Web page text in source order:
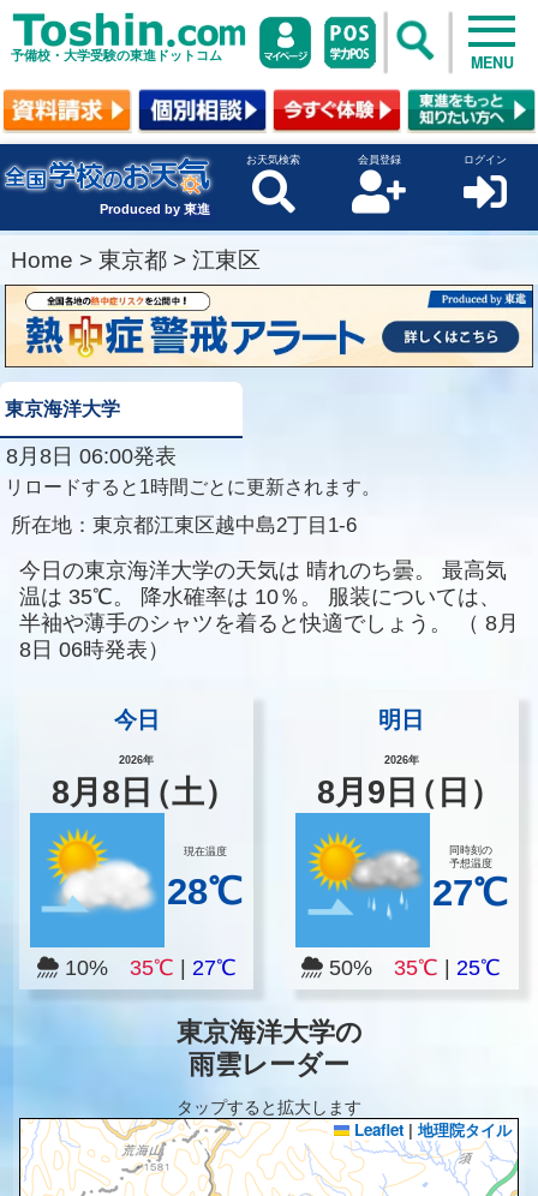
予備校・大学受験の東進ドットコム MENU
Produced by 東進
お天気検索 会員登録 ログイン
Home > 東京都 > 江東区
東京海洋大学
8月8日 06:00発表
リロードすると1時間ごとに更新されます。
所在地： 東京都江東区越中島2丁目1-6
今日の東京海洋大学の天気は 晴れのち曇。
最高気
温は 35℃。 降水確率は 10％。
服装については、
半袖や薄手のシャツを着ると快適でしょう。
（ 8月
8日 06時発表）
今日
2026年
8月8 日（土）
現在温度
28℃
10% 35℃ 27℃
明日
2026年
8月 9 日（日）
同時刻の
予想温度
27℃
50%35℃ |25℃
東京海洋大学の
雨雲レーダー
タップすると拡大します
Leaflet | 地理院タイル